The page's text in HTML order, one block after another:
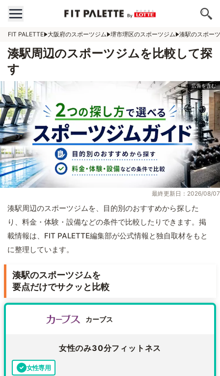
FIT PALETTE 大阪府のスポーツジム 堺市堺区のスポーツジム 湊駅のスポー
湊駅周辺のスポーツジムを比較して探
す
最終更新日：2026/08/07
湊駅周辺のスポーツジムを、目的別のおすすめから探した
り、料金・体験・設備などの条件で比較したりできます。掲
載情報は、FIT PALETTE編集部が公式情報と独自取材をもと
に整理しています。
湊駅のスポーツジムを
要点だけでサクッと比較
カーブス
女性のみ30分フィットネス
女性専用